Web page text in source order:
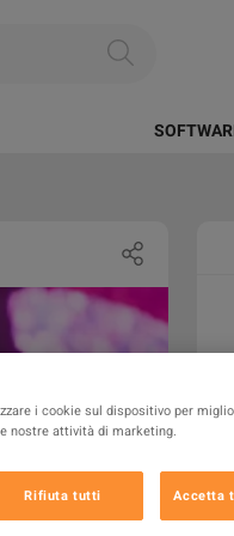
i cookie sul dispositivo per
nostre attività di marketing.
Rifiuta tutti Accetta